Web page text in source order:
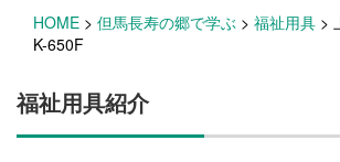
泊まる(宿泊)
施設・料金
HOME > 但馬長寿の郷で学ぶ > 福祉用具 >
K-650F
福祉用具紹介